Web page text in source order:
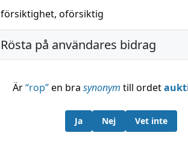
försiktighet, oförsiktig
Rösta på användares bidrag
Är“rop”en bra synonym till ordet
Ja Nej Vet inte